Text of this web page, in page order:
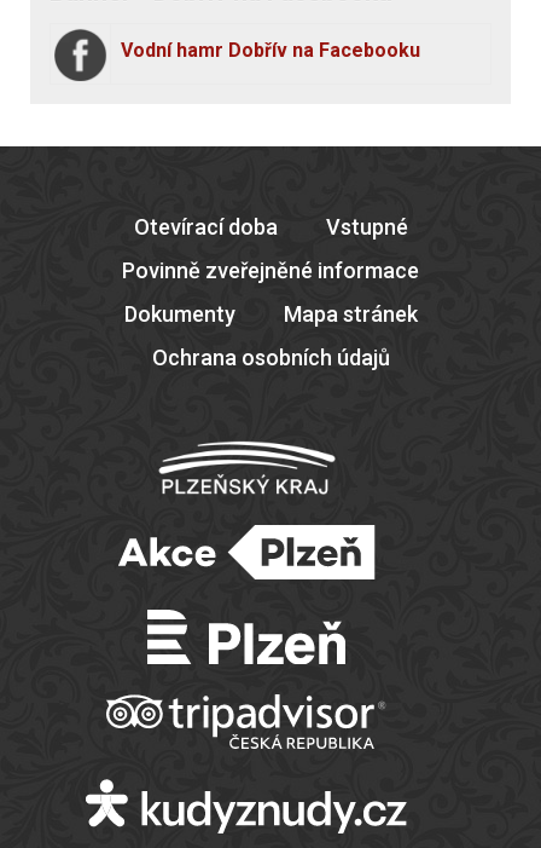
Vodní hamr Dobřív na Facebooku
Otevírací doba
Vstupné
Povinně zveřejněné informace
Dokumenty
Mapa stránek
Ochrana osobních údajů